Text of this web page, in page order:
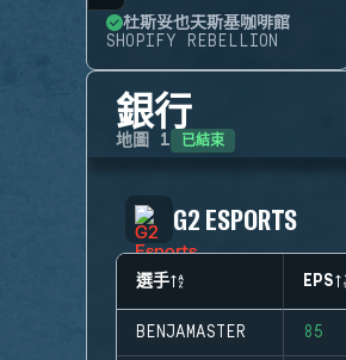
杜斯妥也夫斯基咖啡館
SHOPIFY REBELLION
銀行
地圖 1 已結束
G2 ESPORTS
選手 EPS
BENJAMASTER 85